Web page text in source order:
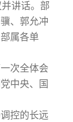
讲话。部
、郭允冲
属各单
次全体会
中央、国
控的长远